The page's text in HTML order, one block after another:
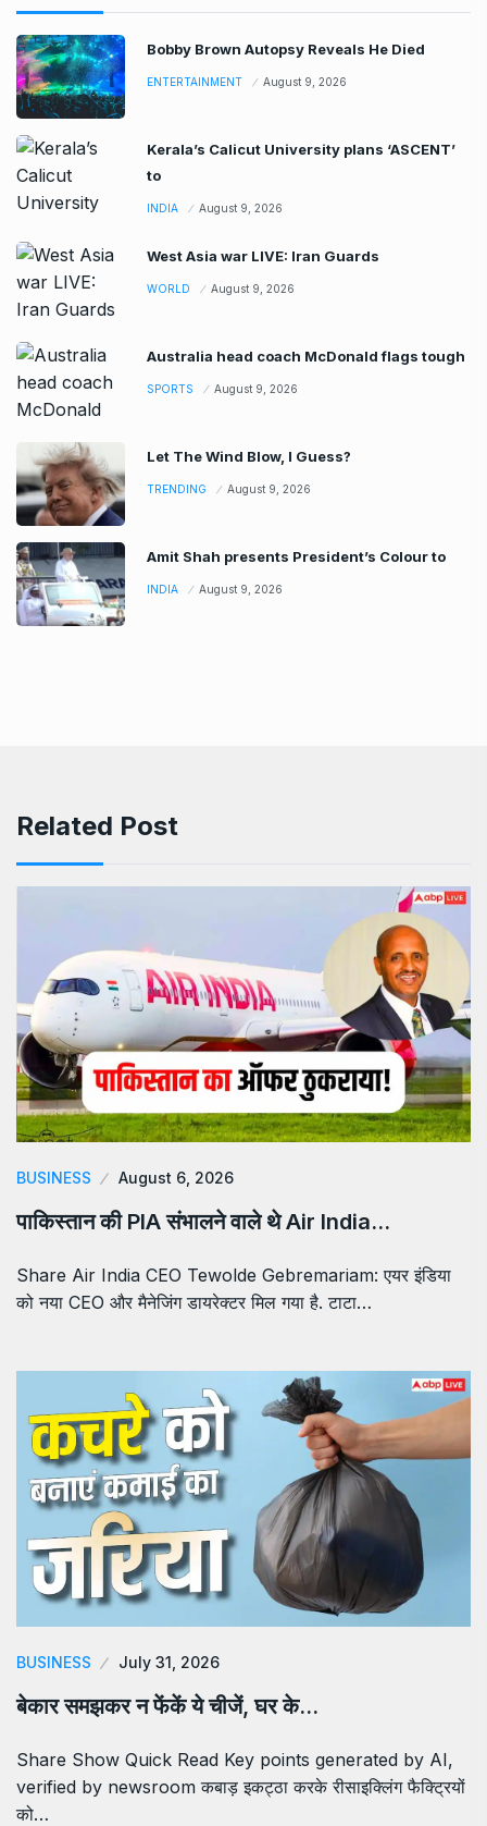
Bobby Brown Autopsy Reveals He Died
ENTERTAINMENT August 9, 2026
Kerala’s Calicut University plans ‘ASCENT’
to
INDIA August 9, 2026
West Asia war LIVE: Iran Guards
WORLD August 9, 2026
Australia head coach McDonald flags tough
SPORTS August 9, 2026
Let The Wind Blow, I Guess?
TRENDING August 9, 2026
Amit Shah presents President’s Colour to
INDIA August 9, 2026
Related Post
BUSINESS August 6, 2026
पाकिस्तान की PIA संभालने वाले थे Air India…
Share Air India CEO Tewolde Gebremariam: एयर इंडिया
को नया CEO और मैनेजिंग डायरेक्टर मिल गया है. टाटा…
BUSINESS July 31, 2026
बेकार समझकर न फेंकें ये चीजें, घर के…
Share Show Quick Read Key points generated by AI,
verified by newsroom कबाड़ इकट्ठा करके रीसाइक्लिंग फैक्ट्रियों
को…